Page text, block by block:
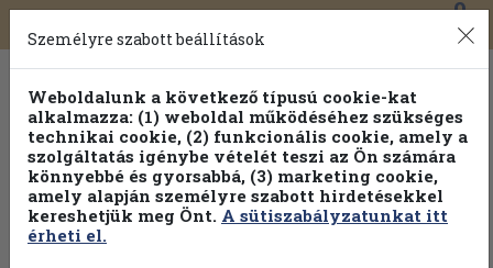
Toggle
navigation
0
Válogasson több mint 1.000.000 kiadványunk közül
100% kedvezménnyel!
Személyre szabott beállítások
Weboldalunk a következő típusú cookie-kat
alkalmazza: (1) weboldal működéséhez szükséges
technikai cookie, (2) funkcionális cookie, amely a
szolgáltatás igénybe vételét teszi az Ön számára
könnyebbé és gyorsabbá, (3) marketing cookie,
amely alapján személyre szabott hirdetésekkel
kereshetjük meg Önt. A sütiszabályzatunkat itt
érheti el.